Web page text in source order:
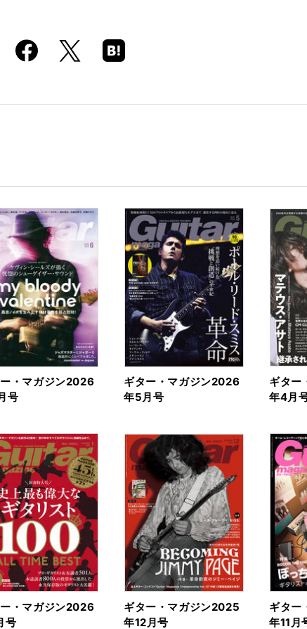
k
X
Hatena
Boo
・マガジン2026
号
ギター・マガジン2026
年5月号
ギター
年4月
・マガジン2026
号
ギター・マガジン2025
年12月号
ギター
年11月